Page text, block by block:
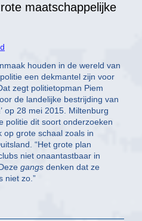
maatschappelijke
houden in de wereld van
een dekmantel zijn voor
zegt politietopman Piem
de landelijke bestrijding van
op 28 mei 2015. Miltenburg
politie dit soort onderzoeken
op grote schaal zoals in
“Het grote plan
niet onaantastbaar in
gangs denken dat ze
niet zo.”